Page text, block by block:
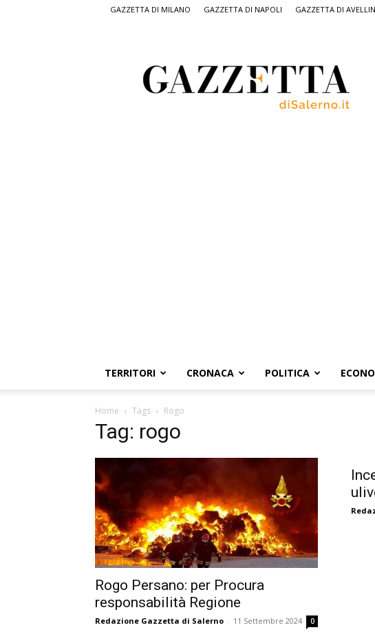
GAZZETTA DI MILANO GAZZETTA DI NAPOLI GAZZETTA DI
Salerno,
il
quotidiano
TERRITORI CRONACA POLITICA
Home Tags Rogo
Tag: rogo
Rogo Persano: per Procura
responsabilità Regione
Redazione Gazzetta di Salerno - 11 Settembre 2024 0